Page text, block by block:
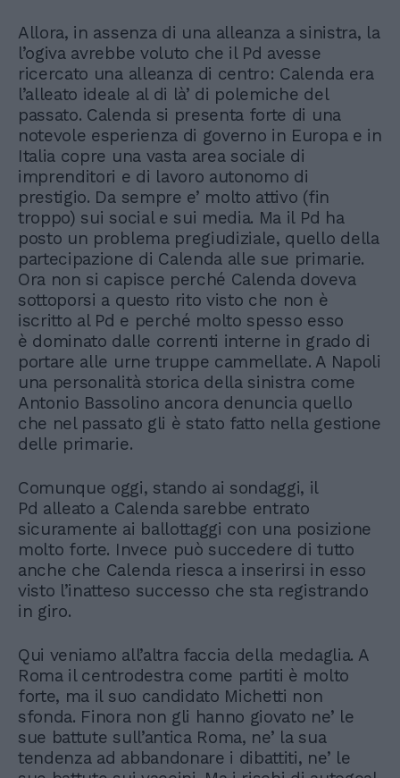
Allora, in assenza di una alleanza a sinistra, la
l’ogiva avrebbe voluto che il Pd avesse
ricercato una alleanza di centro: Calenda era
l’alleato ideale al di là’ di polemiche del
passato. Calenda si presenta forte di una
notevole esperienza di governo in Europa e in
Italia copre una vasta area sociale di
imprenditori e di lavoro autonomo di
prestigio. Da sempre e’ molto attivo (fin
troppo) sui social e sui media. Ma il Pd ha
posto un problema pregiudiziale, quello della
partecipazione di Calenda alle sue primarie.
Ora non si capisce perché Calenda doveva
sottoporsi a questo rito visto che non è
iscritto al Pd e perché molto spesso esso
è dominato dalle correnti interne in grado di
portare alle urne truppe cammellate. A Napoli
una personalità storica della sinistra come
Antonio Bassolino ancora denuncia quello
che nel passato gli è stato fatto nella gestione
delle primarie.
Comunque oggi, stando ai sondaggi, il
Pd alleato a Calenda sarebbe entrato
sicuramente ai ballottaggi con una posizione
molto forte. Invece può succedere di tutto
anche che Calenda riesca a inserirsi in esso
visto l’inatteso successo che sta registrando
in giro.
Qui veniamo all’altra faccia della medaglia. A
Roma il centrodestra come partiti è molto
forte, ma il suo candidato Michetti non
sfonda. Finora non gli hanno giovato ne’ le
sue battute sull’antica Roma, ne’ la sua
tendenza ad abbandonare i dibattiti, ne’ le